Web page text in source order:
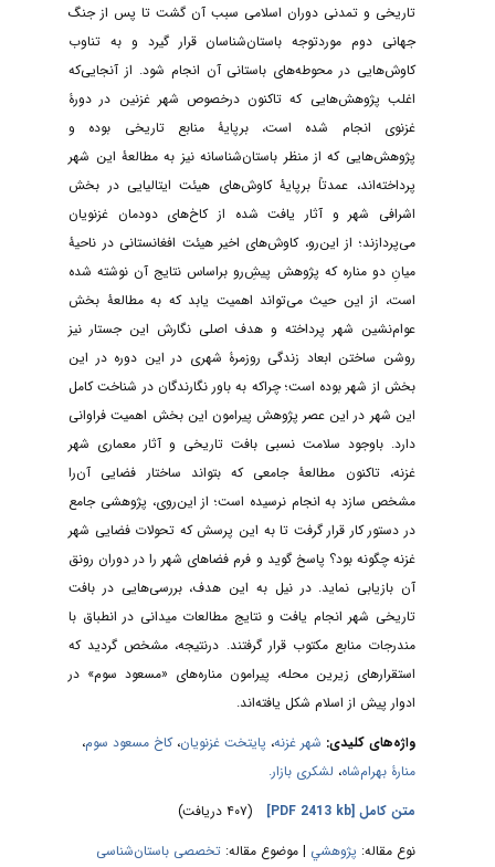
تاریخی و تمدنی دوران اسلامی سبب آن گشت تا پس از جنگ
جهانی دوم موردتوجه باستان‌شناسان قرار گیرد و به تناوب
کاوش‌هایی در محوطه‌های باستانی آن انجام شود. از آنجایی‌که
اغلب پژوهش‌هایی که تاکنون درخصوص شهر غزنین در دورۀ
غزنوی انجام شده است، برپایۀ منابع تاریخی بوده و
پژوهش‌هایی که از منظر باستان‌شناسانه نیز به مطالعۀ این شهر
پرداخته‌اند، عمدتاً برپایۀ کاوش‌های هیئت ایتالیایی در بخش
اشرافی شهر و آثار یافت شده از کاخ‌های دودمان غزنویان
می‌پردازند؛ از این‌رو، کاوش‌های اخیر هیئت افغانستانی در ناحیۀ
میانِ دو مناره که پژوهش پیشِ‌رو براساس نتایج آن نوشته شده
است، از این حیث می‌تواند اهمیت یابد که به مطالعۀ بخش
عوام‌نشین شهر پرداخته و هدف اصلی نگارش این جستار نیز
روشن ساختن ابعاد زندگی روزمرۀ شهری در این دوره در این
بخش از شهر بوده است؛ چراکه به باور نگارندگان در شناخت کامل
این شهر در این عصر پژوهش پیرامون این بخش اهمیت فراوانی
دارد. باوجود سلامت نسبی بافت تاریخی و آثار معماری شهر
غزنه، تاکنون مطالعۀ جامعی که بتواند ساختار فضایی آن‌را
مشخص سازد به انجام نرسیده است؛ از این‌روی، پژوهشی جامع
در دستور کار قرار گرفت تا به این پرسش که تحولات فضایی شهر
غزنه چگونه بود؟ پاسخ گوید و فرم فضاهای شهر را در دوران رونق
آن بازیابی نماید. در نیل به این هدف، بررسی‌هایی در بافت
تاریخی شهر انجام یافت و نتایج مطالعات میدانی در انطباق با
مندرجات منابع مکتوب قرار گرفتند. درنتیجه، مشخص گردید که
استقرارهای زیرین محله، پیرامون مناره‌های «مسعود سوم» در
ادوار پیش از اسلام شکل یافته‌اند.
واژه‌های کلیدی:شهر غزنه،پایتخت غزنویان،کاخ مسعود سوم،
منارۀ بهرام‌شاه،لشکری بازار.
متن کامل[PDF 2413 kb]
نوع مقاله:پژوهشي| موضوع مقاله:تخصصی باستان‌شناسی